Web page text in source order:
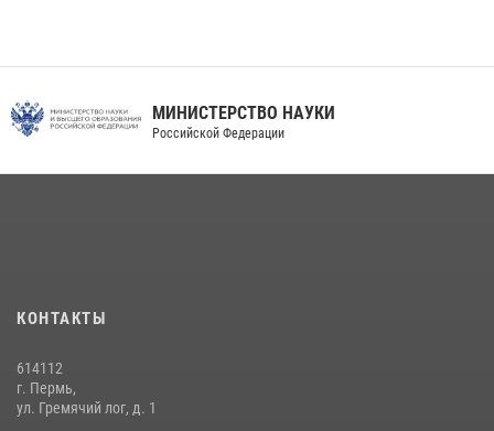
МИНИСТЕРСТВО НАУКИ
Российской Федерации
КОНТАКТЫ
614112
г. Пермь,
ул. Гремячий лог, д. 1